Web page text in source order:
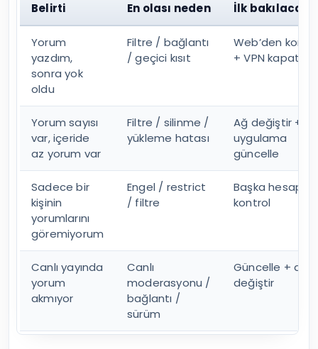
Belirti En olası neden İlk bakılacak
Yorum
yazdım,
sonra yok
oldu
Filtre / bağlantı
/ geçici kısıt
Web’den
+ VPN kapat
Yorum sayısı
var, içeride
az yorum var
Filtre / silinme /
yükleme hatası
Ağ değiştir +
uygulama
güncelle
Sadece bir
kişinin
yorumlarını
göremiyorum
Engel / restrict
/ filtre
Başka
kontrol
Canlı yayında
yorum
akmıyor
Canlı
moderasyonu /
bağlantı /
sürüm
Güncelle + ağ
değiştir